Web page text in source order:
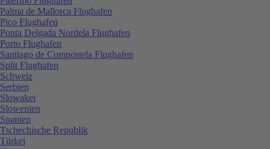
Palma de Mallorca Flughafen
Pico Flughafen
Ponta Delgada Nordela Flughafen
Porto Flughafen
Santiago de Compostela Flughafen
Split Flughafen
Schweiz
Serbien
Slowakei
Slowenien
Spanien
Tschechische Republik
Türkei